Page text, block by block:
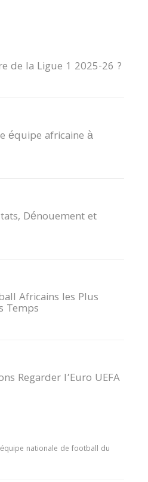
de la Ligue 1 2025-26 ?
équipe africaine à
Dénouement et
Africains les Plus
Temps
Regarder l’Euro UEFA
savoir sur la Coupe
nationale de football du